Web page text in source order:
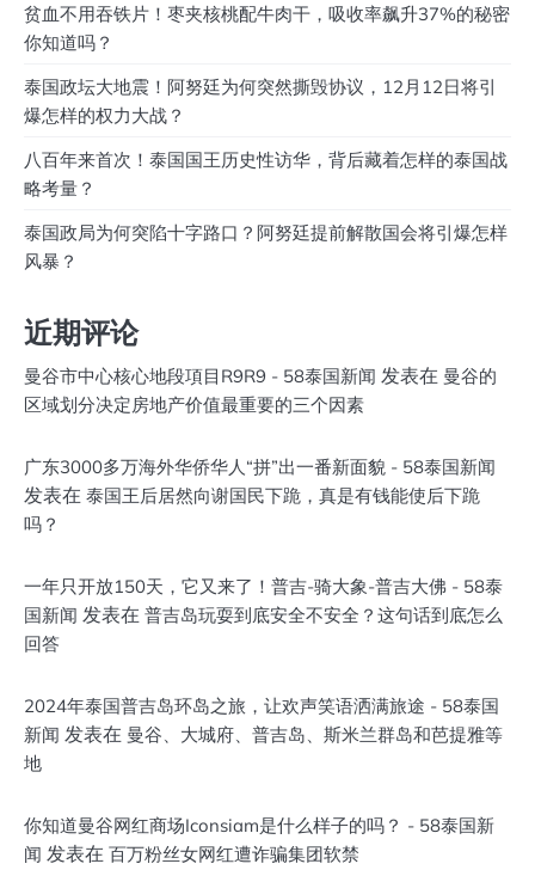
贫血不用吞铁片！枣夹核桃配牛肉干，吸收率飙升37%的秘密
你知道吗？
泰国政坛大地震！阿努廷为何突然撕毁协议，12月12日将引
爆怎样的权力大战？
八百年来首次！泰国国王历史性访华，背后藏着怎样的泰国战
略考量？
泰国政局为何突陷十字路口？阿努廷提前解散国会将引爆怎样
风暴？
近期评论
曼谷市中心核心地段項目R9R9 - 58泰国新闻 发表在 曼谷的
区域划分决定房地产价值最重要的三个因素
广东3000多万海外华侨华人“拼”出一番新面貌 - 58泰国新闻
发表在 泰国王后居然向谢国民下跪，真是有钱能使后下跪
吗？
一年只开放150天，它又来了！普吉-骑大象-普吉大佛 - 58泰
国新闻 发表在 普吉岛玩耍到底安全不安全？这句话到底怎么
回答
2024年泰国普吉岛环岛之旅，让欢声笑语洒满旅途 - 58泰国
新闻 发表在 曼谷、大城府、普吉岛、斯米兰群岛和芭提雅等
地
你知道曼谷网红商场Iconsiam是什么样子的吗？ - 58泰国新
闻 发表在 百万粉丝女网红遭诈骗集团软禁